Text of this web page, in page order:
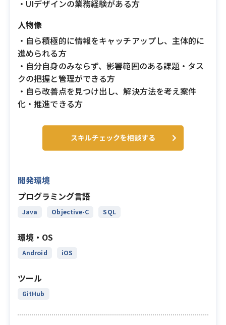
・UIデザインの業務経験がある方
人物像
・自ら積極的に情報をキャッチアップし、主体的に
進められる方
・自分自身のみならず、影響範囲のある課題・タス
クの把握と管理ができる方
・自ら改善点を見つけ出し、解決方法を考え案件
化・推進できる方
スキルチェックを相談する
開発環境
プログラミング言語
Java Objective-C SQL
環境・OS
Android iOS
ツール
GitHub